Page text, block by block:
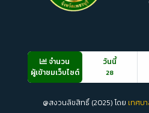
จำนวน
ผู้เข้าชมเว็บไซต์
วันนี้
28
@สงวนลิขสิทธิ์ (2025) โดย เทศบ